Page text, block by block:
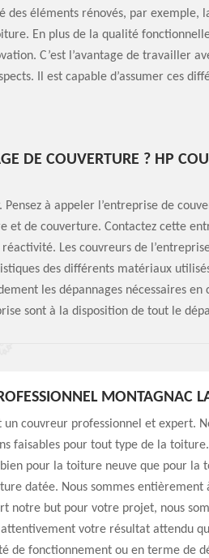
des éléments rénovés, par exemple,
En plus de la qualité
C’est l’avantage de travailler
Il est capable d’assumer ces
DE COUVERTURE ? HP
à appeler l’entreprise de
et de couverture. Contactez cette
Les couvreurs de
des différents matériaux
les dépannages nécessaires en
sont à la disposition de tout le
MONTAGNAC
un couvreur professionnel et expert.
faisables pour tout type de la
pour la toiture neuve que pour la
datée. Nous sommes entièrement
notre but pour votre projet, nous
votre résultat attendu
de fonctionnement ou en terme de